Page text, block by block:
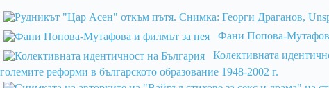
Фани Попова-
Колективната
големите реформи в българското образование 1948-2002 г.